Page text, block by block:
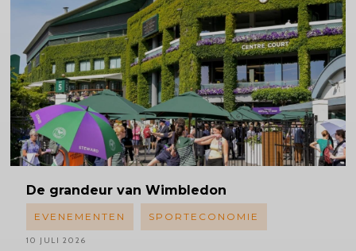
De grandeur van Wimbledon
EVENEMENTEN SPORTECONOMIE
10 JULI 2026